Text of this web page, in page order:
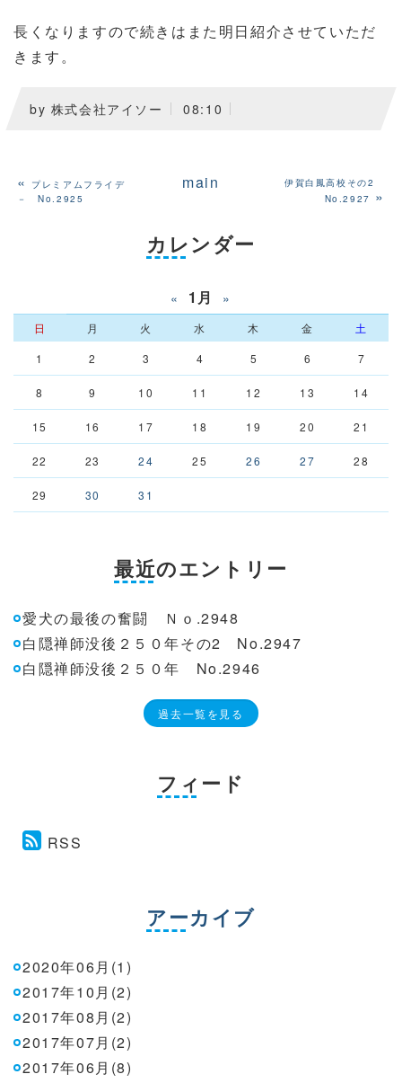
長くなりますので続きはまた明日紹介させていただ
きます。
by 株式会社アイソー 08:10
«
プレミアムフライデ
－ No.2925
main
伊賀白鳳高校その2
No.2927 »
カレンダー
« 1月 »
日 月 火 水 木 金
土
1
2 3 4 5 6 7
8 9 10 11 12 13 14
15 16 17 18 19 20 21
22 23 24 25 26 27 28
29 30 31
最近のエントリー
愛犬の最後の奮闘 Ｎｏ.2948
白隠禅師没後２５０年その2 No.2947
白隠禅師没後２５０年 No.2946
過去一覧を見る
フィード
RSS
アーカイブ
2020年06月(1)
2017年10月(2)
2017年08月(2)
2017年07月(2)
2017年06月(8)